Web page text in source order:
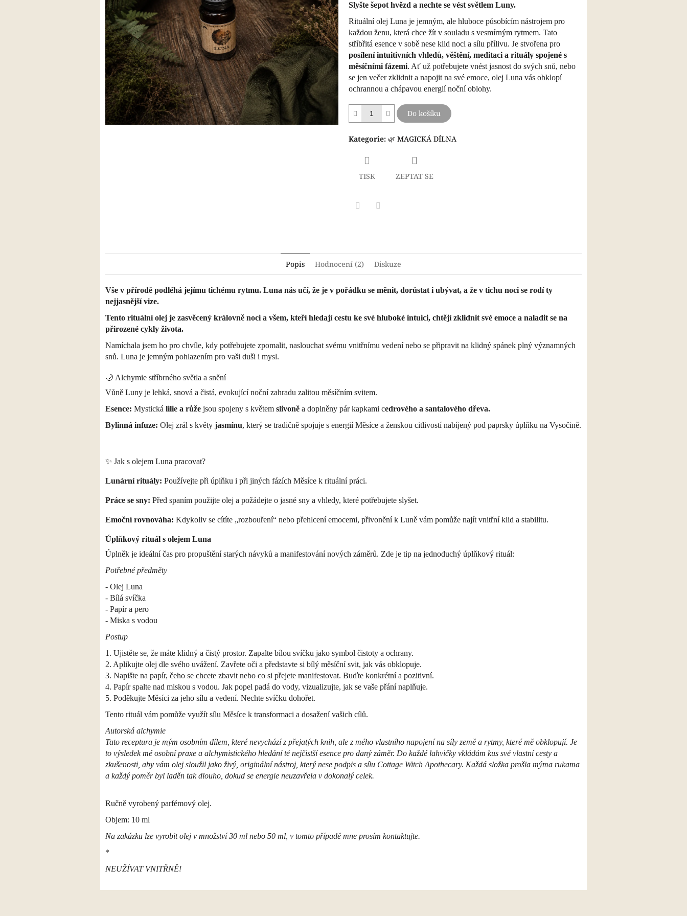
5
Slyšte šepot hvězd a nechte se vést světlem Luny.
Rituální olej Luna je jemným, ale hluboce působícím nástrojem pro
každou ženu, která chce žít v souladu s vesmírným rytmem. Tato
stříbřitá esence v sobě nese klid noci a sílu přílivu. Je stvořena pro
posílení intuitivních vhledů, věštění, meditaci a rituály spojené s
měsíčními fázemi. Ať už potřebujete vnést jasnost do svých snů, nebo
se jen večer zklidnit a napojit na své emoce, olej Luna vás obklopí
ochrannou a chápavou energií noční oblohy.
Do košíku
Kategorie: 🌿 MAGICKÁ DÍLNA
TISK ZEPTAT SE
Popis Hodnocení (2) Diskuze
Vše v přírodě podléhá jejímu tichému rytmu. Luna nás učí, že je v pořádku se měnit, dorůstat i ubývat, a že v tichu noci se rodí ty
nejjasnější vize.
Tento rituální olej je zasvěcený královně noci a všem, kteří hledají cestu ke své hluboké intuici, chtějí zklidnit své emoce a naladit se na
přirozené cykly života.
Namíchala jsem ho pro chvíle, kdy potřebujete zpomalit, naslouchat svému vnitřnímu vedení nebo se připravit na klidný spánek plný významných
snů. Luna je jemným pohlazením pro vaši duši i mysl.
🌙 Alchymie stříbrného světla a snění
Vůně Luny je lehká, snová a čistá, evokující noční zahradu zalitou měsíčním svitem.
Esence: Mystická lilie a růže jsou spojeny s květem slivoně a doplněny pár kapkami cedrového a santalového dřeva.
Bylinná infuze: Olej zrál s květy jasmínu, který se tradičně spojuje s energií Měsíce a ženskou citlivostí nabíjený pod paprsky úplňku na Vysočině.
✨ Jak s olejem Luna pracovat?
Lunární rituály: Používejte při úplňku i při jiných fázích Měsíce k rituální práci.
Práce se sny: Před spaním použijte olej a požádejte o jasné sny a vhledy, které potřebujete slyšet.
Emoční rovnováha: Kdykoliv se cítíte „rozbouření“ nebo přehlcení emocemi, přivonění k Luně vám pomůže najít vnitřní klid a stabilitu.
Úplňkový rituál s olejem Luna
Úplněk je ideální čas pro propuštění starých návyků a manifestování nových záměrů. Zde je tip na jednoduchý úplňkový rituál:
Potřebné předměty
- Olej Luna
- Bílá svíčka
- Papír a pero
- Miska s vodou
Postup
1. Ujistěte se, že máte klidný a čistý prostor. Zapalte bílou svíčku jako symbol čistoty a ochrany.
2. Aplikujte olej dle svého uvážení. Zavřete oči a představte si bílý měsíční svit, jak vás obklopuje.
3. Napište na papír, čeho se chcete zbavit nebo co si přejete manifestovat. Buďte konkrétní a pozitivní.
4. Papír spalte nad miskou s vodou. Jak popel padá do vody, vizualizujte, jak se vaše přání naplňuje.
5. Poděkujte Měsíci za jeho sílu a vedení. Nechte svíčku dohořet.
Tento rituál vám pomůže využít sílu Měsíce k transformaci a dosažení vašich cílů.
Autorská alchymie
Tato receptura je mým osobním dílem, které nevychází z přejatých knih, ale z mého vlastního napojení na síly země a rytmy, které mě obklopují. Je
to výsledek mé osobní praxe a alchymistického hledání té nejčistší esence pro daný záměr. Do každé lahvičky vkládám kus své vlastní cesty a
zkušenosti, aby vám olej sloužil jako živý, originální nástroj, který nese podpis a sílu Cottage Witch Apothecary. Každá složka prošla mýma rukama
a každý poměr byl laděn tak dlouho, dokud se energie neuzavřela v dokonalý celek.
Ručně vyrobený parfémový olej.
Objem: 10 ml
Na zakázku lze vyrobit olej v množství 30 ml nebo 50 ml, v tomto případě mne prosím kontaktujte.
*
NEUŽÍVAT VNITŘNĚ!